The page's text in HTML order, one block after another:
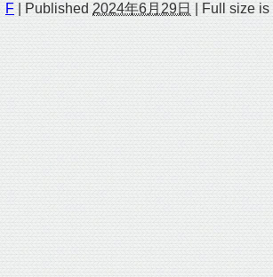
F
Published 2024年6月29日 Full size is